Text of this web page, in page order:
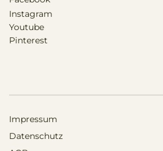
Impressum
Datenschutz
Instagram
Youtube
Pinterest